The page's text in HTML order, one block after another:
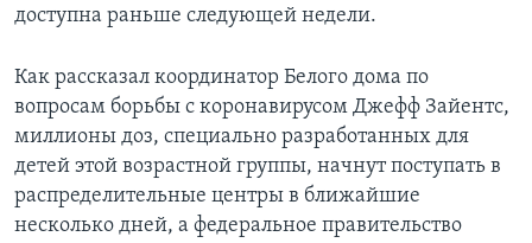
доступна раньше следующей недели.
Как рассказал координатор Белого дома по
вопросам борьбы с коронавирусом Джефф Зайентс,
миллионы доз, специально разработанных для
детей этой возрастной группы, начнут поступать в
распределительные центры в ближайшие
несколько дней, а федеральное правительство